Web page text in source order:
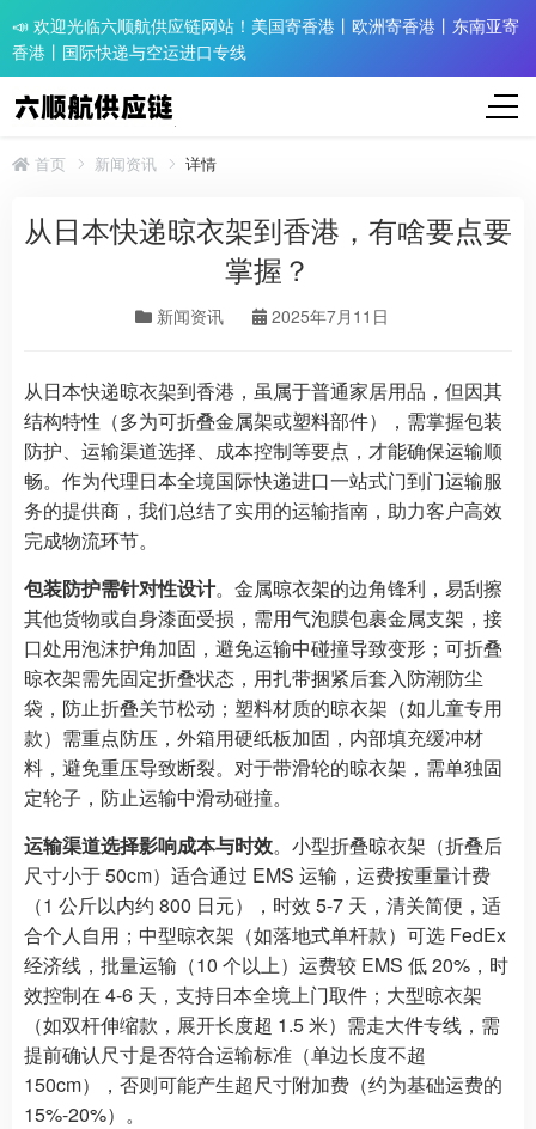
📣 欢迎光临六顺航供应链网站！美国寄香港丨欧洲寄香港丨东南亚寄
香港丨国际快递与空运进口专线
首页 新闻资讯 详情
从日本快递晾衣架到香港，有啥要点要
掌握？
新闻资讯 2025年7月11日
从日本快递晾衣架到香港，虽属于普通家居用品，但因其
结构特性（多为可折叠金属架或塑料部件），需掌握包装
防护、运输渠道选择、成本控制等要点，才能确保运输顺
畅。作为代理日本全境国际快递进口一站式门到门运输服
务的提供商，我们总结了实用的运输指南，助力客户高效
完成物流环节。​
包装防护需针对性设计。金属晾衣架的边角锋利，易刮擦
其他货物或自身漆面受损，需用气泡膜包裹金属支架，接
口处用泡沫护角加固，避免运输中碰撞导致变形；可折叠
晾衣架需先固定折叠状态，用扎带捆紧后套入防潮防尘
袋，防止折叠关节松动；塑料材质的晾衣架（如儿童专用
款）需重点防压，外箱用硬纸板加固，内部填充缓冲材
料，避免重压导致断裂。对于带滑轮的晾衣架，需单独固
定轮子，防止运输中滑动碰撞。​
运输渠道选择影响成本与时效。小型折叠晾衣架（折叠后
尺寸小于 50cm）适合通过 EMS 运输，运费按重量计费
（1 公斤以内约 800 日元），时效 5-7 天，清关简便，适
合个人自用；中型晾衣架（如落地式单杆款）可选 FedEx
经济线，批量运输（10 个以上）运费较 EMS 低 20%，时
效控制在 4-6 天，支持日本全境上门取件；大型晾衣架
（如双杆伸缩款，展开长度超 1.5 米）需走大件专线，需
提前确认尺寸是否符合运输标准（单边长度不超
150cm），否则可能产生超尺寸附加费（约为基础运费的
15%-20%）。​